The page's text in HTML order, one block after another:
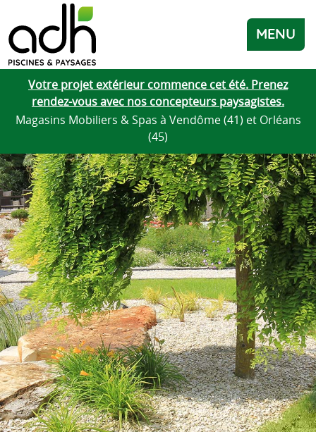
MENU
Votre projet extérieur commence cet été. Prenez
rendez-vous avec nos concepteurs paysagistes.
Magasins Mobiliers & Spas à Vendôme (41) et Orléans
(45)